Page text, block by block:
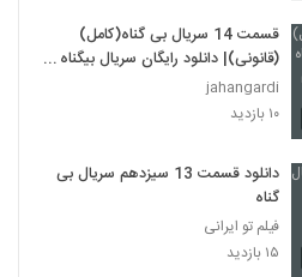
قسمت 14 سریال بی گناه(کامل)
(قانونی)| دانلود رایگان سریال بیگناه
-(online)(HD)
jahangardi
۱۰ بازدید
دانلود قسمت 13 سیزدهم سریال بی
گناه
فیلم تو ایرانی
۱۵ بازدید